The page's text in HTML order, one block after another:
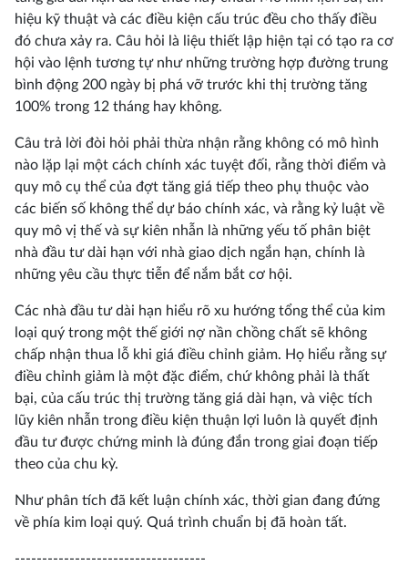
hiệu kỹ thuật và các điều kiện cấu trúc đều cho thấy điều
đó chưa xảy ra. Câu hỏi là liệu thiết lập hiện tại có tạo ra cơ
hội vào lệnh tương tự như những trường hợp đường trung
bình động 200 ngày bị phá vỡ trước khi thị trường tăng
100% trong 12 tháng hay không.
Câu trả lời đòi hỏi phải thừa nhận rằng không có mô hình
nào lặp lại một cách chính xác tuyệt đối, rằng thời điểm và
quy mô cụ thể của đợt tăng giá tiếp theo phụ thuộc vào
các biến số không thể dự báo chính xác, và rằng kỷ luật về
quy mô vị thế và sự kiên nhẫn là những yếu tố phân biệt
nhà đầu tư dài hạn với nhà giao dịch ngắn hạn, chính là
những yêu cầu thực tiễn để nắm bắt cơ hội.
Các nhà đầu tư dài hạn hiểu rõ xu hướng tổng thể của kim
loại quý trong một thế giới nợ nần chồng chất sẽ không
chấp nhận thua lỗ khi giá điều chỉnh giảm. Họ hiểu rằng sự
điều chỉnh giảm là một đặc điểm, chứ không phải là thất
bại, của cấu trúc thị trường tăng giá dài hạn, và việc tích
lũy kiên nhẫn trong điều kiện thuận lợi luôn là quyết định
đầu tư được chứng minh là đúng đắn trong giai đoạn tiếp
theo của chu kỳ.
Như phân tích đã kết luận chính xác, thời gian đang đứng
về phía kim loại quý. Quá trình chuẩn bị đã hoàn tất.
-----------------------------------